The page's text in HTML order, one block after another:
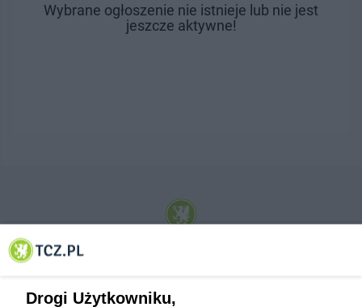
Wybrane ogłoszenie nie istnieje lub nie jest
jeszcze aktywne!
© 2001-2026 Tczew - TCZ.PL Sp. z o.o. Internetowy Serwis Informacyjny Miasta
Drogi Użytkowniku,